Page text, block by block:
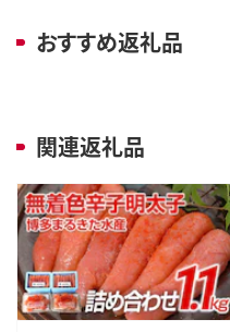
おすすめ返礼品
関連返礼品